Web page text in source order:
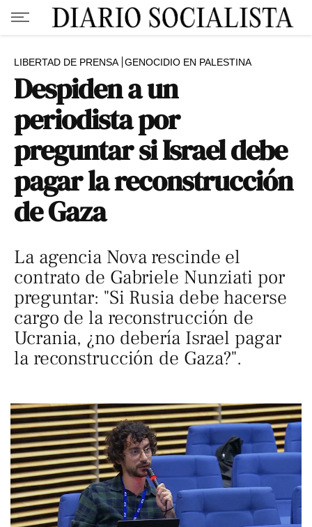
LIBERTAD DE PRENSA GENOCIDIO EN PALESTINA
Despiden a un
periodista por
preguntar si Israel debe
pagar la reconstrucción
de Gaza
La agencia Nova rescinde el
contrato de Gabriele Nunziati por
preguntar: "Si Rusia debe hacerse
cargo de la reconstrucción de
Ucrania, ¿no debería Israel pagar
la reconstrucción de Gaza?".